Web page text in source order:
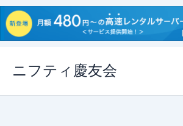
ス
ニフティ慶友会